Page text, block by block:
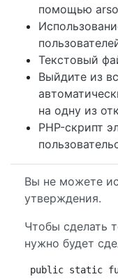
помощью
Текстовый
Выйдите из
на одну из
PHP-скрипт
Вы не можете
утверждения.
Чтобы сделать
нужно будет
public static